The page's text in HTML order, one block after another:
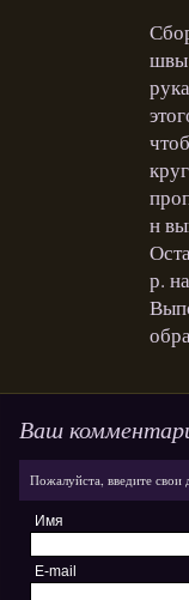
швы
н
р.
Ваш
Пожалуйста, введите
Имя
E-mail